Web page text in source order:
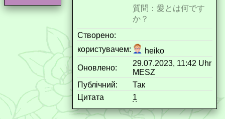
質問：愛とは何です
か？
Створено:
користувачем:
heiko
Оновлено:
29.07.2023, 11:42 Uhr
MESZ
Публічний:
Так
Цитата
1